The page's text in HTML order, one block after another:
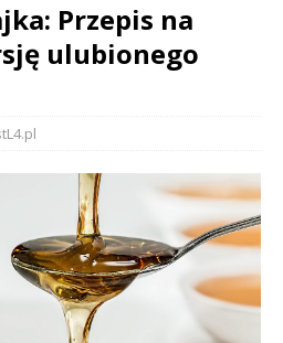
Przepis na
ulubionego